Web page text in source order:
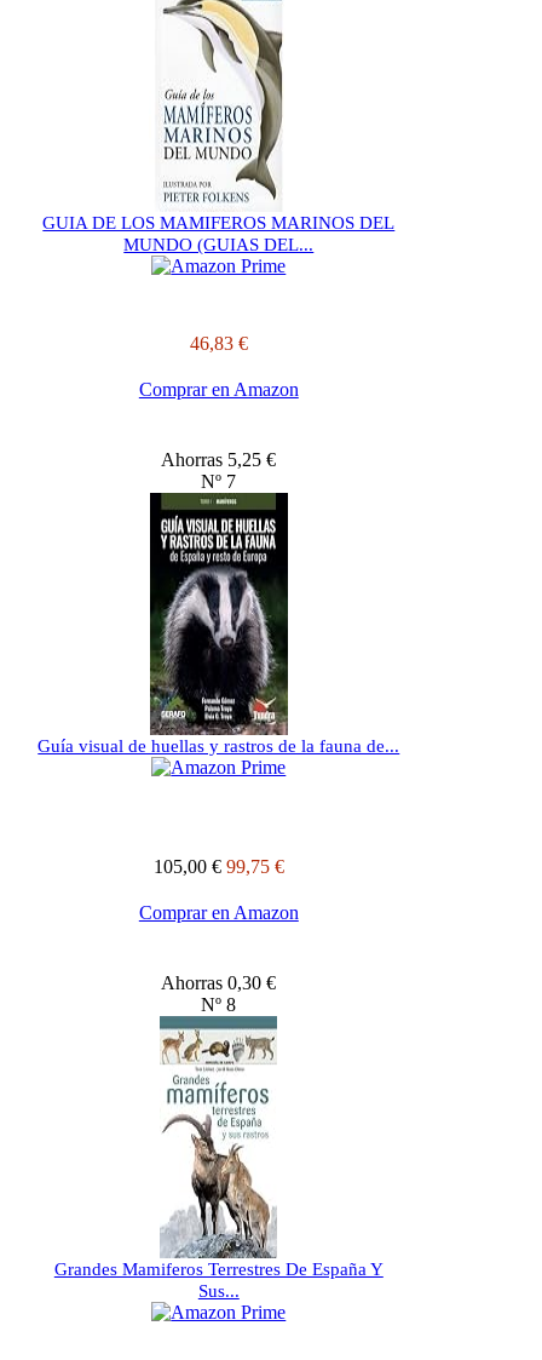
GUIA DE LOS MAMIFEROS MARINOS DEL
MUNDO (GUIAS DEL...
46,83 €
Comprar en Amazon
Ahorras 5,25 €
Nº 7
Guía visual de huellas y rastros de la fauna de...
105,00 € 99,75 €
Comprar en Amazon
Ahorras 0,30 €
Nº 8
Grandes Mamiferos Terrestres De España Y
Sus...